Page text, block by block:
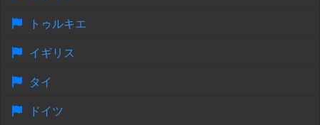
トゥルキエ
イギリス
タイ
ドイツ